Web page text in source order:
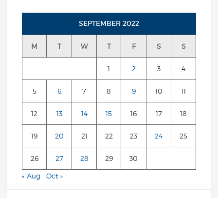
SEPTEMBER 2022
M T W T F S S
1 2 3 4
5 6 7 8 9 10 11
12 13 14 15 16 17 18
19 20 21 22 23 24 25
26 27 28 29 30
« Aug Oct »